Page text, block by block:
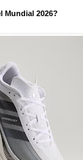
Mundial 2026?